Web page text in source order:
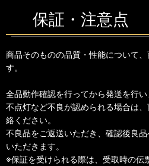
保証・注意点
商品そのものの品質・性能について
す。
全品動作確認を行ってから発送を行い
不点灯など不良が認められる場合は
絡ください。
不良品をご返送いただき、確認後良
いただきます。
※保証を受けられる際は、受取時の伝